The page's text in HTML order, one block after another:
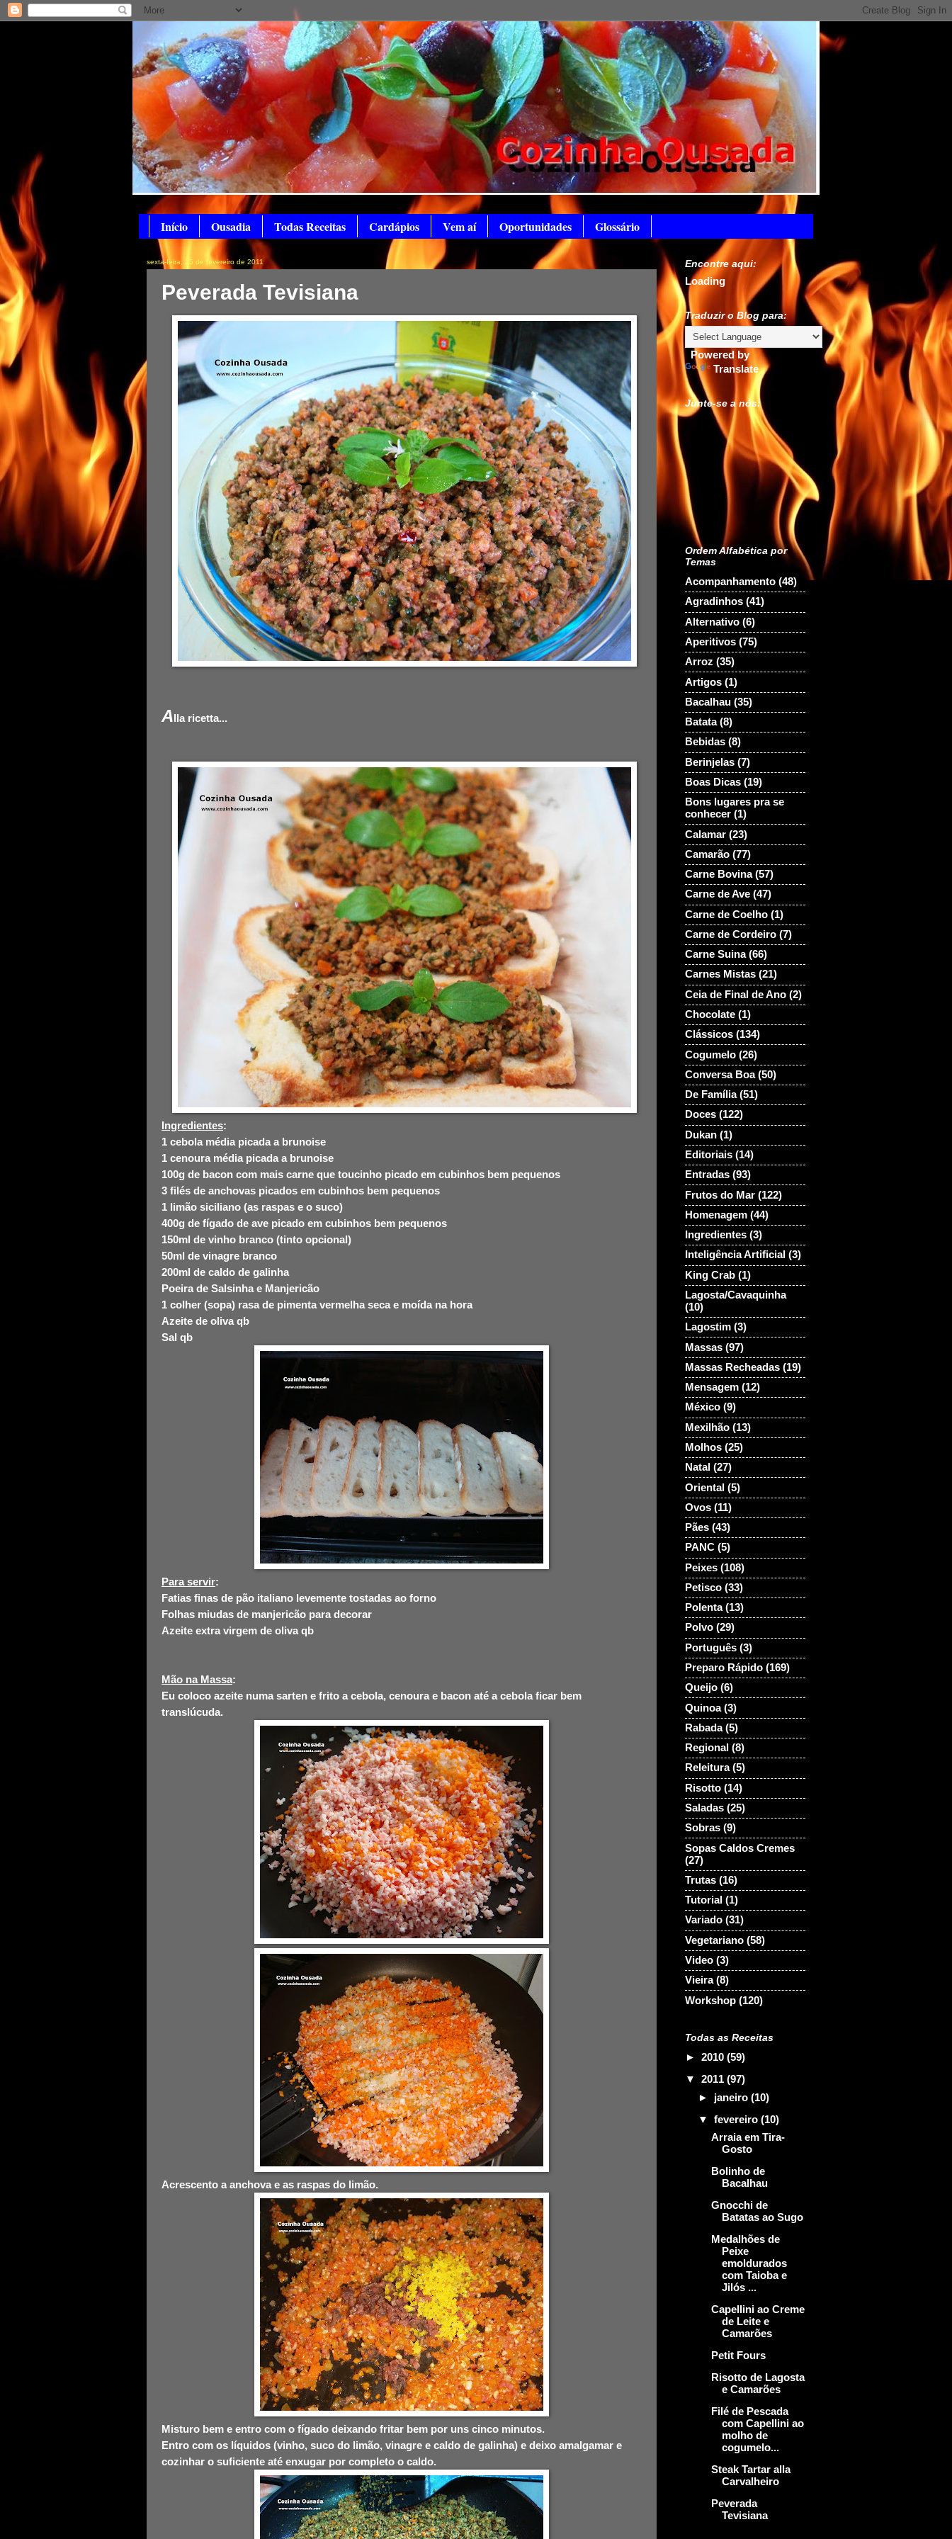
Início Ousadia Todas Receitas Cardápios Vem aí Oportunidades Glossário
sexta-feira, 25 de fevereiro de 2011
Peverada Tevisiana
Alla ricetta...
Ingredientes:
1 cebola média picada a brunoise
1 cenoura média picada a brunoise
100g de bacon com mais carne que toucinho picado em cubinhos bem pequenos
3 filés de anchovas picados em cubinhos bem pequenos
1 limão siciliano (as raspas e o suco)
400g de fígado de ave picado em cubinhos bem pequenos
150ml de vinho branco (tinto opcional)
50ml de vinagre branco
200ml de caldo de galinha
Poeira de Salsinha e Manjericão
1 colher (sopa) rasa de pimenta vermelha seca e moída na hora
Azeite de oliva qb
Sal qb
Para servir:
Fatias finas de pão italiano levemente tostadas ao forno
Folhas miudas de manjericão para decorar
Azeite extra virgem de oliva qb
Mão na Massa:
Eu coloco azeite numa sarten e frito a cebola, cenoura e bacon até a cebola ficar bem
translúcuda.
Acrescento a anchova e as raspas do limão.
Misturo bem e entro com o fígado deixando fritar bem por uns cinco minutos.
Entro com os líquidos (vinho, suco do limão, vinagre e caldo de galinha) e deixo amalgamar e
cozinhar o suficiente até enxugar por completo o caldo.
Encontre aqui:
Loading
Traduzir o Blog para:
Powered by
Translate
Junte-se a nós:
Ordem Alfabética por
Temas
Acompanhamento (48)
Agradinhos (41)
Alternativo (6)
Aperitivos (75)
Arroz (35)
Artigos (1)
Bacalhau (35)
Batata (8)
Bebidas (8)
Berinjelas (7)
Boas Dicas (19)
Bons lugares pra se
conhecer (1)
Calamar (23)
Camarão (77)
Carne Bovina (57)
Carne de Ave (47)
Carne de Coelho (1)
Carne de Cordeiro (7)
Carne Suina (66)
Carnes Mistas (21)
Ceia de Final de Ano (2)
Chocolate (1)
Clássicos (134)
Cogumelo (26)
Conversa Boa (50)
De Família (51)
Doces (122)
Dukan (1)
Editoriais (14)
Entradas (93)
Frutos do Mar (122)
Homenagem (44)
Ingredientes (3)
Inteligência Artificial (3)
King Crab (1)
Lagosta/Cavaquinha
(10)
Lagostim (3)
Massas (97)
Massas Recheadas (19)
Mensagem (12)
México (9)
Mexilhão (13)
Molhos (25)
Natal (27)
Oriental (5)
Ovos (11)
Pães (43)
PANC (5)
Peixes (108)
Petisco (33)
Polenta (13)
Polvo (29)
Português (3)
Preparo Rápido (169)
Queijo (6)
Quinoa (3)
Rabada (5)
Regional (8)
Releitura (5)
Risotto (14)
Saladas (25)
Sobras (9)
Sopas Caldos Cremes
(27)
Trutas (16)
Tutorial (1)
Variado (31)
Vegetariano (58)
Video (3)
Vieira (8)
Workshop (120)
Todas as Receitas
► 2010 (59)
▼ 2011 (97)
► janeiro (10)
▼ fevereiro (10)
Arraia em Tira-
Gosto
Bolinho de
Bacalhau
Gnocchi de
Batatas ao Sugo
Medalhões de
Peixe
emoldurados
com Taioba e
Jilós ...
Capellini ao Creme
de Leite e
Camarões
Petit Fours
Risotto de Lagosta
e Camarões
Filé de Pescada
com Capellini ao
molho de
cogumelo...
Steak Tartar alla
Carvalheiro
Peverada
Tevisiana